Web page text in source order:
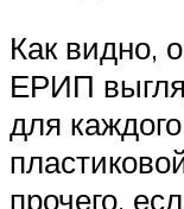
Как видно,
ЕРИП
для
прочего,